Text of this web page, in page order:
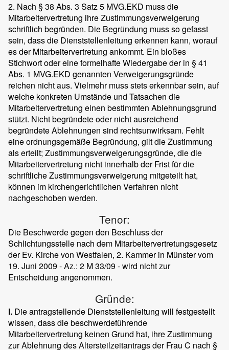
2. Nach § 38 Abs. 3 Satz 5 MVG.EKD muss die
Mitarbeitervertretung ihre Zustimmungsverweigerung
schriftlich begründen. Die Begründung muss so gefasst
sein, dass die Dienststellenleitung erkennen kann, worauf
es der Mitarbeitervertretung ankommt. Ein bloßes
Stichwort oder eine formelhafte Wiedergabe der in § 41
Abs. 1 MVG.EKD genannten Verweigerungsgründe
reichen nicht aus. Vielmehr muss stets erkennbar sein, auf
welche konkreten Umstände und Tatsachen die
Mitarbeitervertretung einen bestimmten Ablehnungsgrund
stützt. Nicht begründete oder nicht ausreichend
begründete Ablehnungen sind rechtsunwirksam. Fehlt
eine ordnungsgemäße Begründung, gilt die Zustimmung
als erteilt; Zustimmungsverweigerungsgründe, die die
Mitarbeitervertretung nicht innerhalb der Frist für die
schriftliche Zustimmungsverweigerung mitgeteilt hat,
können im kirchengerichtlichen Verfahren nicht
nachgeschoben werden.
Tenor:
Die Beschwerde gegen den Beschluss der
Schlichtungsstelle nach dem Mitarbeitervertretungsgesetz
der Ev. Kirche von Westfalen, 2. Kammer in Münster vom
19. Juni 2009 - Az.: 2 M 33/09 - wird nicht zur
Entscheidung angenommen.
Gründe:
I. Die antragstellende Dienststellenleitung will festgestellt
wissen, dass die beschwerdeführende
Mitarbeitervertretung keinen Grund hat, ihre Zustimmung
zur Ablehnung des Altersteilzeitantrags der Frau C nach §